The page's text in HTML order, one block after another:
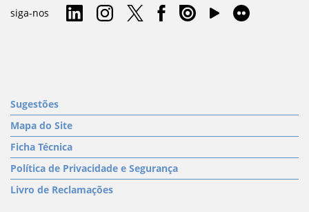
siga-nos
Sugestões
Mapa do Site
Ficha Técnica
Política de Privacidade e Segurança
Livro de Reclamações